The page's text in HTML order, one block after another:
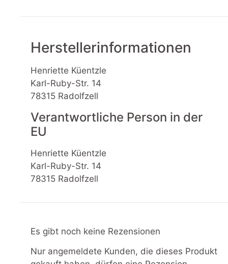
Herstellerinformationen
Henriette Küentzle
Karl-Ruby-Str. 14
78315 Radolfzell
Verantwortliche Person in der
EU
Henriette Küentzle
Karl-Ruby-Str. 14
78315 Radolfzell
Es gibt noch keine Rezensionen
Nur angemeldete Kunden, die dieses Produkt